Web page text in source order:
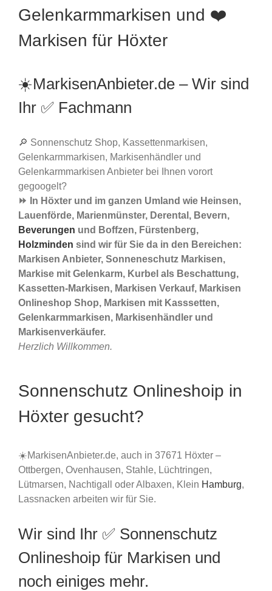
Gelenkarmmarkisen und ❤️
Markisen für Höxter
☀️MarkisenAnbieter.de – Wir sind
Ihr ✅ Fachmann
🔎 Sonnenschutz Shop, Kassettenmarkisen,
Gelenkarmmarkisen, Markisenhändler und
Gelenkarmmarkisen Anbieter bei Ihnen vorort
gegoogelt?
⏩ In Höxter und im ganzen Umland wie Heinsen,
Lauenförde, Marienmünster, Derental, Bevern,
Beverungen und Boffzen, Fürstenberg,
Holzminden sind wir für Sie da in den Bereichen:
Markisen Anbieter, Sonneneschutz Markisen,
Markise mit Gelenkarm, Kurbel als Beschattung,
Kassetten-Markisen, Markisen Verkauf, Markisen
Onlineshop Shop, Markisen mit Kasssetten,
Gelenkarmmarkisen, Markisenhändler und
Markisenverkäufer.
Herzlich Willkommen.
Sonnenschutz Onlineshoip in
Höxter gesucht?
☀️MarkisenAnbieter.de, auch in 37671 Höxter –
Ottbergen, Ovenhausen, Stahle, Lüchtringen,
Lütmarsen, Nachtigall oder Albaxen, Klein Hamburg,
Lassnacken arbeiten wir für Sie.
Wir sind Ihr ✅ Sonnenschutz
Onlineshoip für Markisen und
noch einiges mehr.